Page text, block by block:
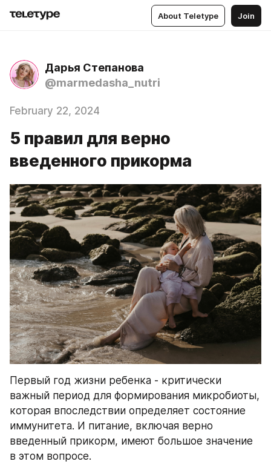
About Teletype Join
Дарья Степанова
@marmedasha_nutri
February 22, 2024
5 правил для верно
введенного прикорма
Первый год жизни ребенка - критически
важный период для формирования микробиоты,
которая впоследствии определяет состояние
иммунитета. И питание, включая верно
введенный прикорм, имеют большое значение
в этом вопросе.